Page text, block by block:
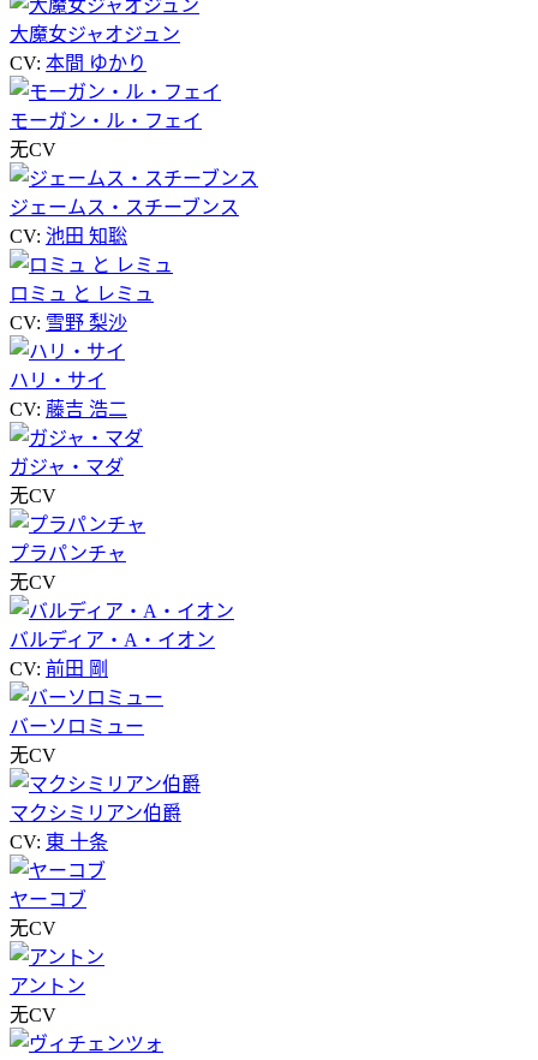
大魔女ジャオジュン
CV: 本間 ゆかり
モーガン・ル・フェイ
无CV
ジェームス・スチーブンス
CV: 池田 知聡
ロミュ と レミュ
CV: 雪野 梨沙
ハリ・サイ
CV: 藤吉 浩二
ガジャ・マダ
无CV
プラパンチャ
无CV
バルディア・A・イオン
CV: 前田 剛
バーソロミュー
无CV
マクシミリアン伯爵
CV: 東 十条
ヤーコブ
无CV
アントン
无CV